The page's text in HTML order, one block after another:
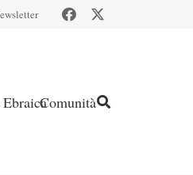
Comunità